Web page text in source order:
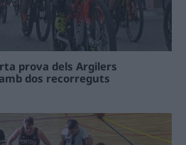
prova dels Argilers
dos recorreguts